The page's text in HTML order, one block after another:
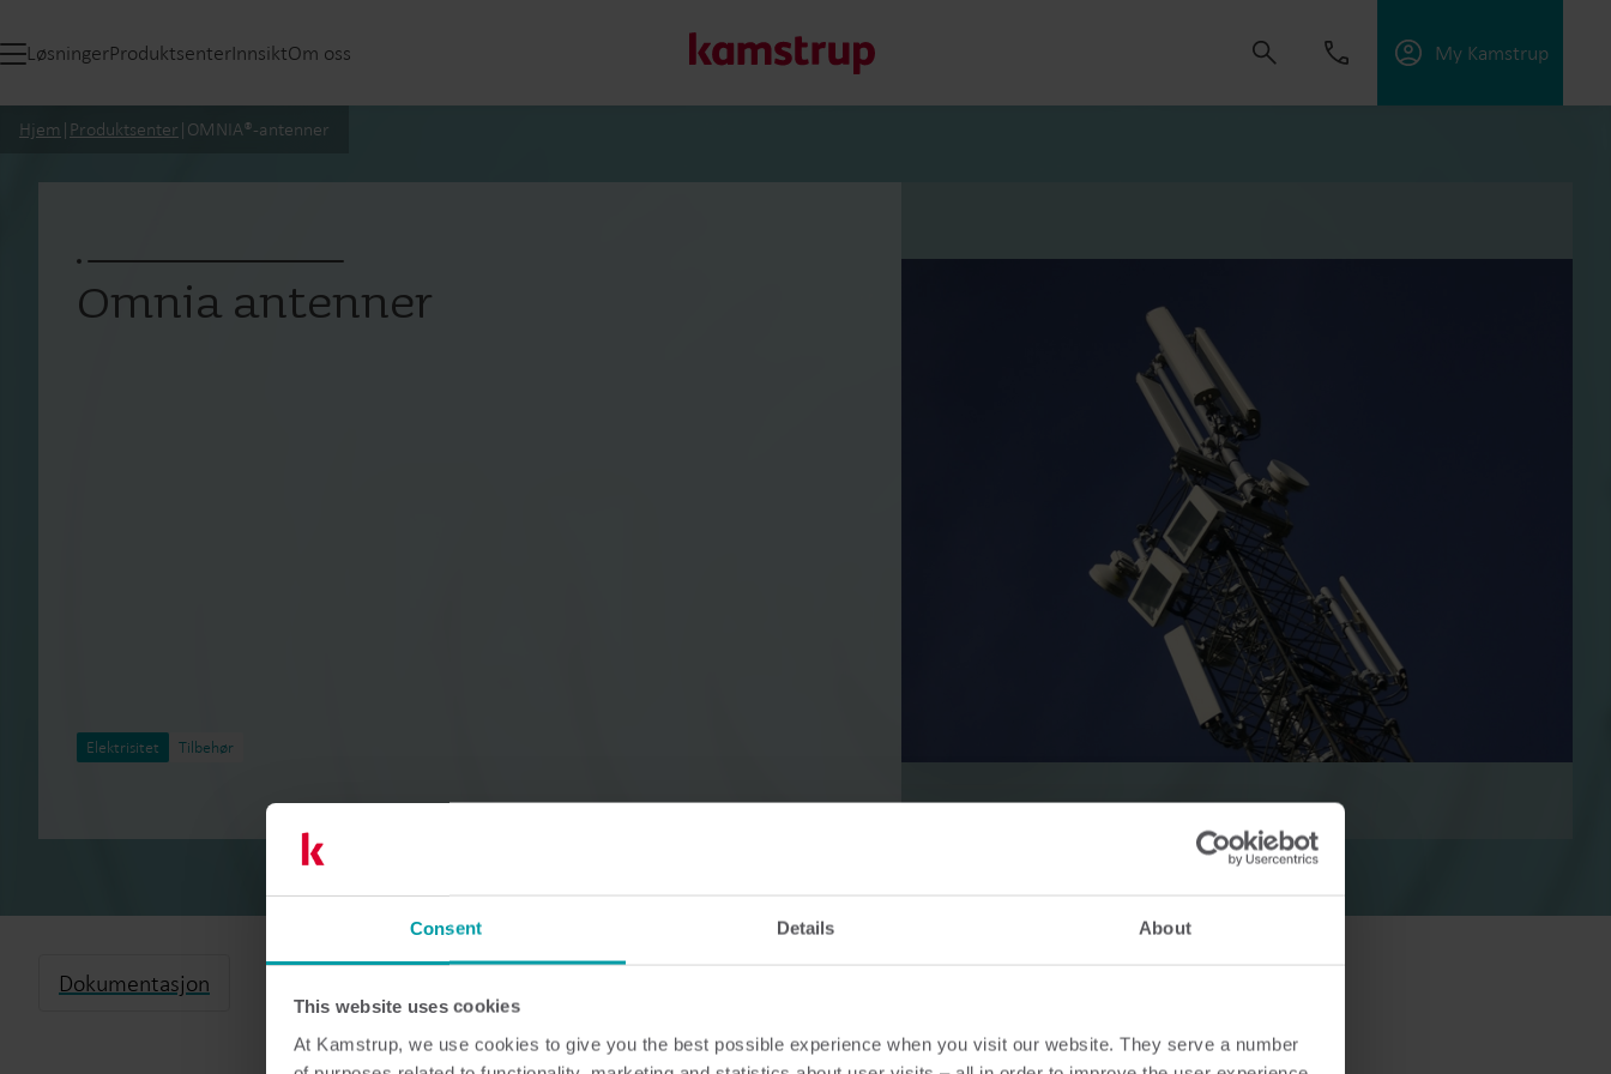
Consent Details About
This website uses cookies
At Kamstrup, we use cookies to give you the best possible experience when you visit our website. They serve a number
LøsningerProduktsenterInnsiktOm oss My Kamstrup
redusere vannsløsing, øke vannforsyningen, optimalisere energieffektiviteten og administrere
nøyaktig måling og effektiv
Elektriske løsninger
Avanserte strømløsninger for
nøyaktig måling og smartere
Hjem | Produktsenter | OMNIA®-antenner
Omnia antenner
Elektrisitet Tilbehør
Dokumentasjon